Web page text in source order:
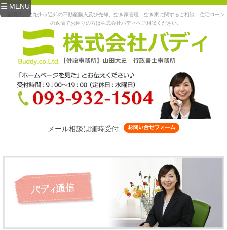
MENU
福岡県、北九州市近郊の不動産購入及び売却、空き家管理、空き家に関するご相談、住宅ローン
の返済でお困りの方は株式会社バディへご相談ください。
メール相談は随時受付